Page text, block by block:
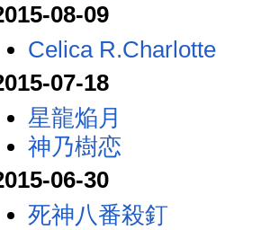
08-09
Celica R.Charlotte
07-18
星龍焔月
神乃樹恋
06-30
死神八番殺釘